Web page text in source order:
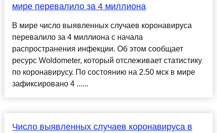
мире перевалило за 4 миллиона
В мире число выявленных случаев коронавируса
перевалило за 4 миллиона с начала
распространения инфекции. Об этом сообщает
ресурс Woldometer, который отслеживает статистику
по коронавирусу. По состоянию на 2.50 мск в мире
зафиксировано 4 ......
Число выявленных случаев коронавируса в